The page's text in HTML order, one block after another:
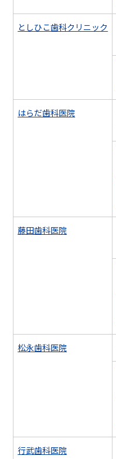
としひこ歯科クリニック
はらだ歯科医院
藤田歯科医院
松永歯科医院
行武歯科医院